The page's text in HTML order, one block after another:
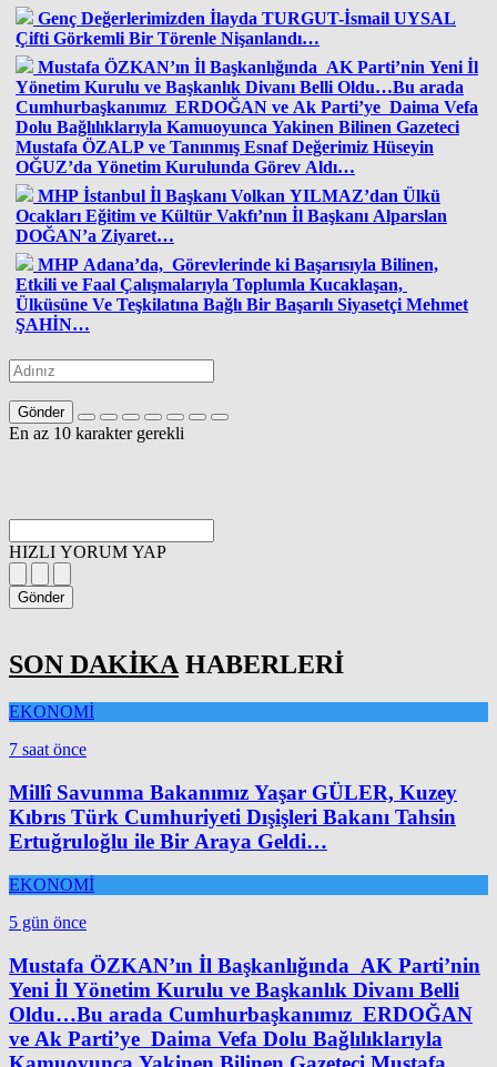
Genç Değerlerimizden İlayda TURGUT-İsmail UYSAL
Çifti Görkemli Bir Törenle Nişanlandı…
Mustafa ÖZKAN’ın İl Başkanlığında AK Parti’nin Yeni İl
Yönetim Kurulu ve Başkanlık Divanı Belli Oldu…Bu arada
Cumhurbaşkanımız ERDOĞAN ve Ak Parti’ye Daima Vefa
Dolu Bağlılıklarıyla Kamuoyunca Yakinen Bilinen Gazeteci
Mustafa ÖZALP ve Tanınmış Esnaf Değerimiz Hüseyin
OĞUZ’da Yönetim Kurulunda Görev Aldı…
MHP İstanbul İl Başkanı Volkan YILMAZ’dan Ülkü
Ocakları Eğitim ve Kültür Vakfı’nın İl Başkanı Alparslan
DOĞAN’a Ziyaret…
MHP Adana’da, Görevlerinde ki Başarısıyla Bilinen,
Etkili ve Faal Çalışmalarıyla Toplumla Kucaklaşan,
Ülküsüne Ve Teşkilatına Bağlı Bir Başarılı Siyasetçi Mehmet
ŞAHİN…
Gönder
En az 10 karakter gerekli
HIZLI YORUM YAP
Gönder
SON DAKİKAHABERLERİ
EKONOMİ
7 saat önce
Millî Savunma Bakanımız Yaşar GÜLER, Kuzey
Kıbrıs Türk Cumhuriyeti Dışişleri Bakanı Tahsin
Ertuğruloğlu ile Bir Araya Geldi…
EKONOMİ
5 gün önce
Mustafa ÖZKAN’ın İl Başkanlığında AK Parti’nin
Yeni İl Yönetim Kurulu ve Başkanlık Divanı Belli
Oldu…Bu arada Cumhurbaşkanımız ERDOĞAN
ve Ak Parti’ye Daima Vefa Dolu Bağlılıklarıyla